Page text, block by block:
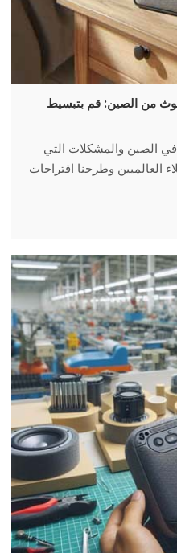
من الصين: قم بتبسيط
في الصين والمشكلات التي
العالميين وطرحنا اقتراحات